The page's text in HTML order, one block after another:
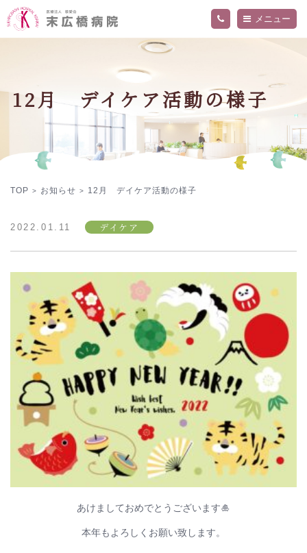
病院概要
交通アクセス
フロア案内
関連施設
院内の活動・取り組み
当院の医療について詳しく知りたい方へ
精神科外来
内科外来
入院のご案内
診療科・部門
デイケアセンター「ねむの木」
お知らせ
採用情報
メニュー
12月 デイケア活動の様子
TOP > お知らせ > 12月 デイケア活動の様子
2022.01.11 デイケア
あけましておめでとうございます🎍
本年もよろしくお願い致します。